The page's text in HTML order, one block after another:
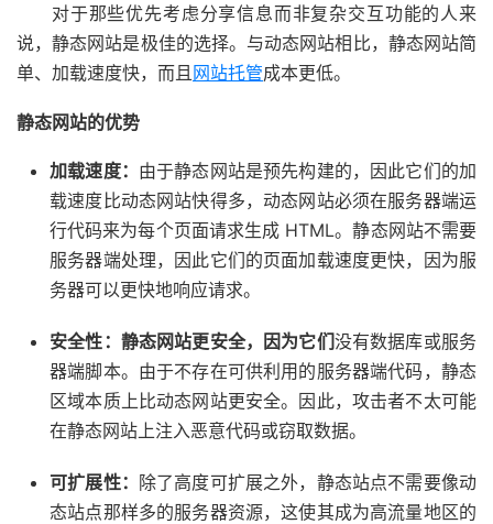
对于那些优先考虑分享信息而非复杂交互功能的人来
说，静态网站是极佳的选择。与动态网站相比，静态网站简
单、加载速度快，而且 网站托管成本更低。
静态网站的优势
加载速度： 由于静态网站是预先构建的，因此它们的加
载速度比动态网站快得多，动态网站必须在服务器端运
行代码来为每个页面请求生成 HTML。静态网站不需要
服务器端处理，因此它们的页面加载速度更快，因为服
务器可以更快地响应请求。
安全性：静态网站更安全，因为它们没有数据库或服务
器端脚本。由于不存在可供利用的服务器端代码，静态
区域本质上比动态网站更安全。因此，攻击者不太可能
在静态网站上注入恶意代码或窃取数据。
可扩展性： 除了高度可扩展之外，静态站点不需要像动
态站点那样多的服务器资源，这使其成为高流量地区的